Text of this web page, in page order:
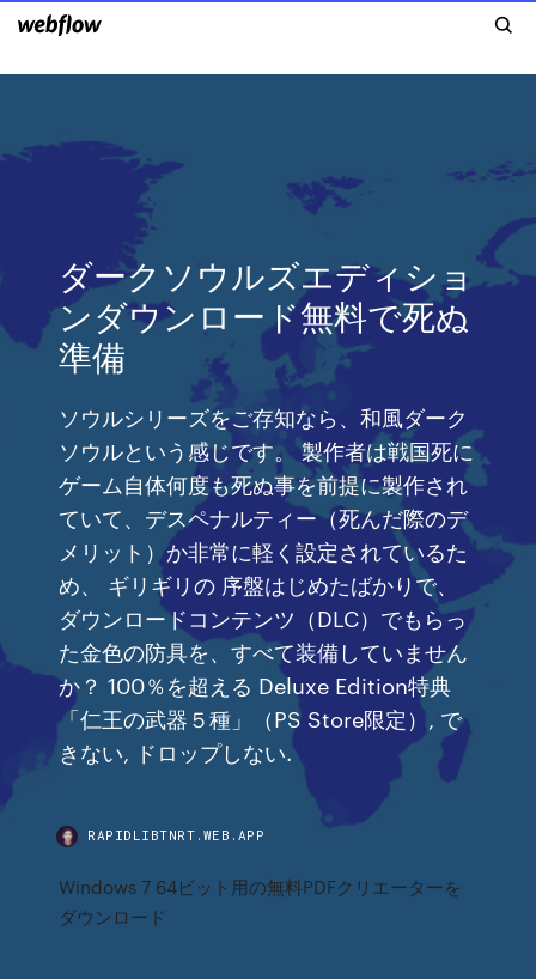
ダークソウルズエディショ
ンダウンロード無料で死ぬ
準備
ソウルシリーズをご存知なら、和風ダーク
ソウルという感じです。 製作者は戦国死に
ゲーム自体何度も死ぬ事を前提に製作され
ていて、デスペナルティー（死んだ際のデ
メリット）か非常に軽く設定されているた
め、 ギリギリの 序盤はじめたばかりで、
ダウンロードコンテンツ（DLC）でもらっ
た金色の防具を、すべて装備していません
か？ 100％を超える Deluxe Edition特典
「仁王の武器５種」（PS Store限定）, で
きない, ドロップしない.
RAPIDLIBTNRT.WEB.APP
Windows 7 64ビット用の無料PDFクリエーターを
ダウンロード